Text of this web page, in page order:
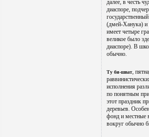
далее, в честь
диаспоре,
(дмей-Ханука) и
имеет четыре
великое было
диаспоре). В
обычно.
Ту би-шват,
исполнения
по понятным
этот праздник
деревьев.
фонд и местные
вокруг обычно